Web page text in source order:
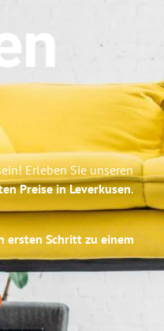
Erleben Sie unseren
Preise in Leverkusen.
ersten Schritt zu einem